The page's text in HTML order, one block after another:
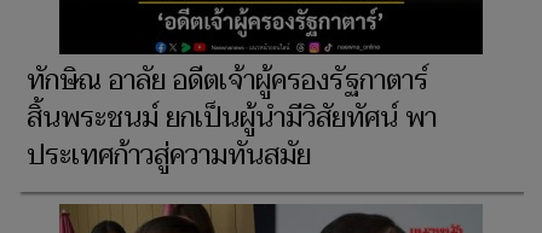
ทักษิณ อาลัย อดีตเจ้าผู้ครองรัฐกาตาร์
สิ้นพระชนม์ ยกเป็นผู้นำมีวิสัยทัศน์ พา
ประเทศก้าวสู่ความทันสมัย